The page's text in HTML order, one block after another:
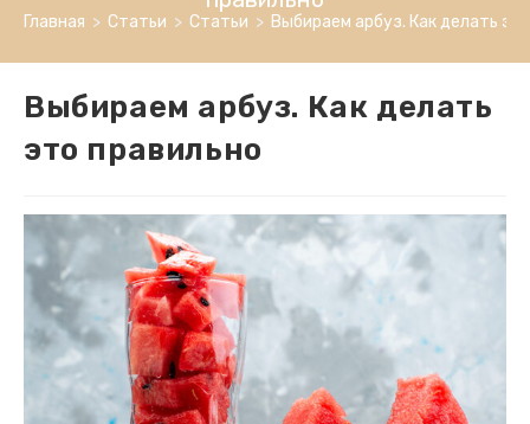
Главная > Статьи > Статьи > Выбираем арбуз. Как делать
Выбираем арбуз. Как делать
это правильно